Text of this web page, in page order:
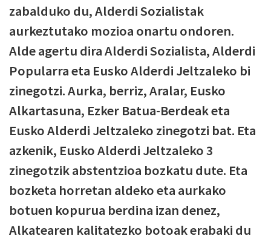
zabalduko du, Alderdi Sozialistak
aurkeztutako mozioa onartu ondoren.
Alde agertu dira Alderdi Sozialista, Alderdi
Popularra eta Eusko Alderdi Jeltzaleko bi
zinegotzi. Aurka, berriz, Aralar, Eusko
Alkartasuna, Ezker Batua-Berdeak eta
Eusko Alderdi Jeltzaleko zinegotzi bat. Eta
azkenik, Eusko Alderdi Jeltzaleko 3
zinegotzik abstentzioa bozkatu dute. Eta
bozketa horretan aldeko eta aurkako
botuen kopurua berdina izan denez,
Alkatearen kalitatezko botoak erabaki du